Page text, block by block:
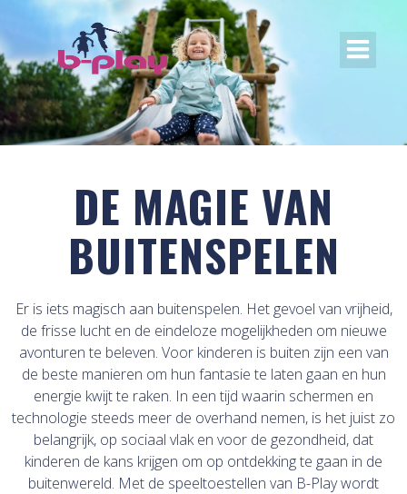
DE MAGIE VAN
BUITENSPELEN
Er is iets magisch aan buitenspelen. Het gevoel van vrijheid,
de frisse lucht en de eindeloze mogelijkheden om nieuwe
avonturen te beleven. Voor kinderen is buiten zijn een van
de beste manieren om hun fantasie te laten gaan en hun
energie kwijt te raken. In een tijd waarin schermen en
technologie steeds meer de overhand nemen, is het juist zo
belangrijk, op sociaal vlak en voor de gezondheid, dat
kinderen de kans krijgen om op ontdekking te gaan in de
buitenwereld. Met de speeltoestellen van B-Play wordt